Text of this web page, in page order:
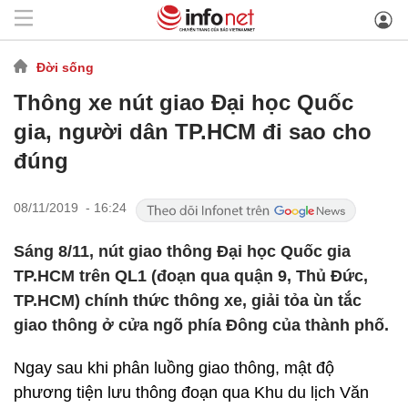
Đời sống
Thông xe nút giao Đại học Quốc
gia, người dân TP.HCM đi sao cho
đúng
08/11/2019 - 16:24
Sáng 8/11, nút giao thông Đại học Quốc gia
TP.HCM trên QL1 (đoạn qua quận 9, Thủ Đức,
TP.HCM) chính thức thông xe, giải tỏa ùn tắc
giao thông ở cửa ngõ phía Đông của thành phố.
Ngay sau khi phân luồng giao thông, mật độ
phương tiện lưu thông đoạn qua Khu du lịch Văn